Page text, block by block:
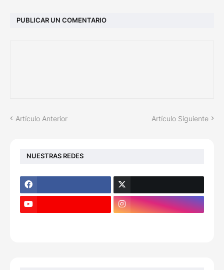
PUBLICAR UN COMENTARIO
Artículo Anterior Artículo Siguiente
NUESTRAS REDES